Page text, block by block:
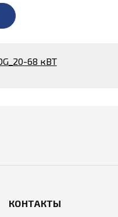
68 кВТ
КОНТАКТЫ